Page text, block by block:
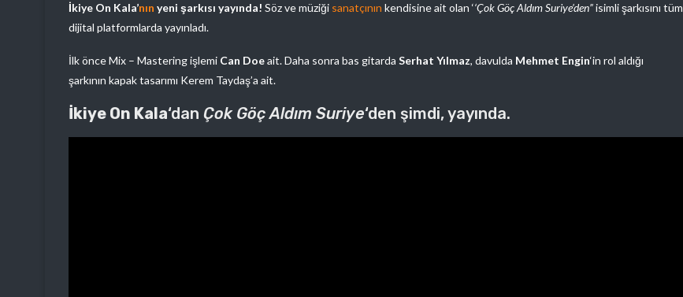
İkiye On Kala’nın yeni şarkısı yayında! Söz ve müziği sanatçının kendisine ait olan ‘‘Çok Göç Aldım Suriye’den”isimli şarkısını tüm
dijital platformlarda yayınladı.
İlk önce Mix – Mastering işlemi Can Doeait. Daha sonra bas gitarda Serhat Yılmaz, davulda Mehmet Engin‘in rol aldığı
şarkının kapak tasarımı Kerem Taydaş’a ait.
İkiye On Kala‘dan Çok Göç Aldım Suriye‘den şimdi, yayında.